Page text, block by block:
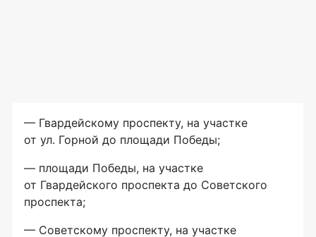
— Гвардейскому проспекту, на участке
от ул. Горной до площади Победы;
— площади Победы, на участке
от Гвардейского проспекта до Советского
проспекта;
— Советскому проспекту, на участке